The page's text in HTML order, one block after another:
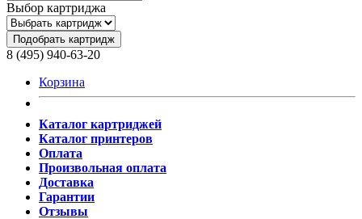
Выбор картриджа
Подобрать картридж
8 (495) 940-63-20
Корзина
Каталог картриджей
Каталог принтеров
Оплата
Произвольная оплата
Доставка
Гарантии
Отзывы